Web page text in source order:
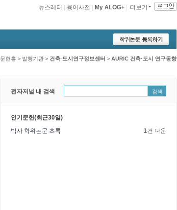
더보기
My ALOG+
용어사전
뉴스레터
문헌홈 > 발행기관 > 건축·도시연구정보센터 > AURIC 건축·도시 연구동향
전자저널 내 검색 검색
인기문헌(최근30일)
박사 학위논문 초록
1건 다운